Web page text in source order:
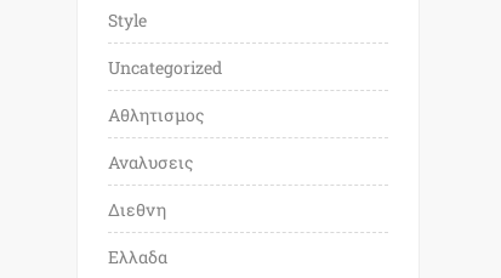
Style
Uncategorized
Αθλητισμος
Αναλυσεις
Διεθνη
Ελλαδα